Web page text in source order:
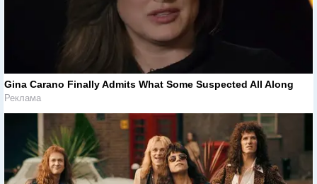
Gina Carano Finally Admits What Some Suspected All Along
Реклама